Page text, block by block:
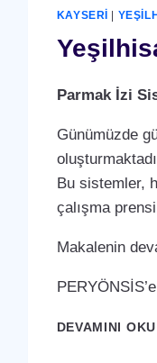
KAYSERI
Parmak İzi
Günümüzde
Bu sistemler,
çalışma
Makalenin
DEVAMINI OKU